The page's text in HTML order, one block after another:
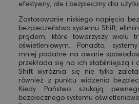
efektywny, ale i bezpieczny dla
Zastosowanie niskiego napięcia
bezpieczeństwo systemu Shift,
prądem, które towarzyszy wielu
oświetleniowym. Ponadto,
mniej podatne na awarie
przekłada się na ich stabilniejszą i
Shift wyróżnia się nie tylko
również z punktu widzenia
Kiedy Państwo szukają
bezpiecznego systemu